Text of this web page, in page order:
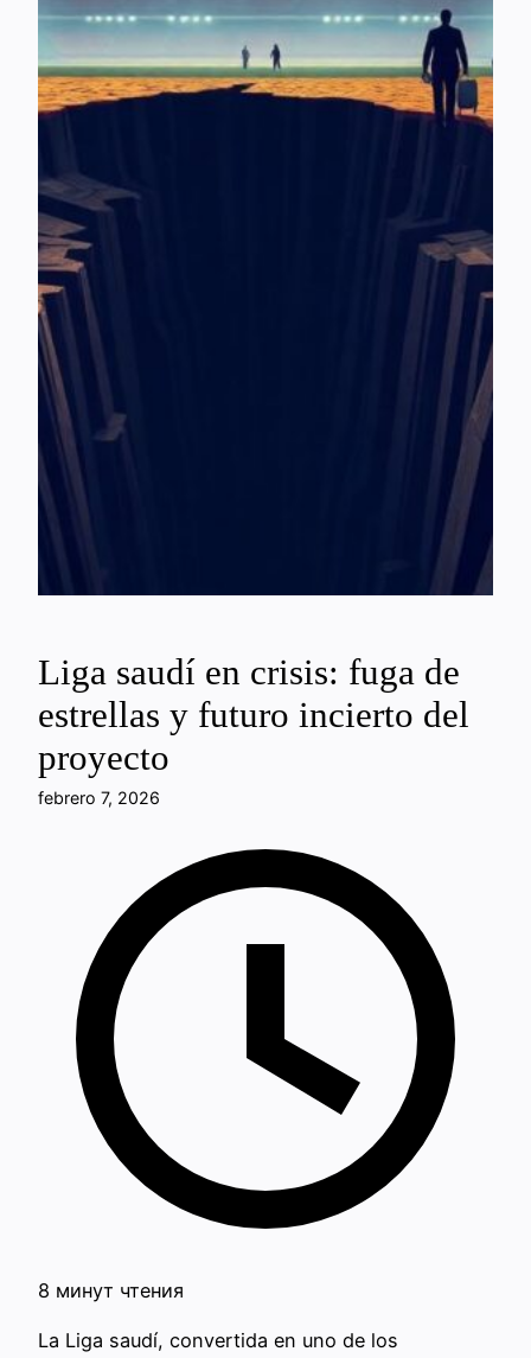
Liga saudí en crisis: fuga de
estrellas y futuro incierto del
proyecto
febrero 7, 2026
8 минут чтения
La Liga saudí, convertida en uno de los